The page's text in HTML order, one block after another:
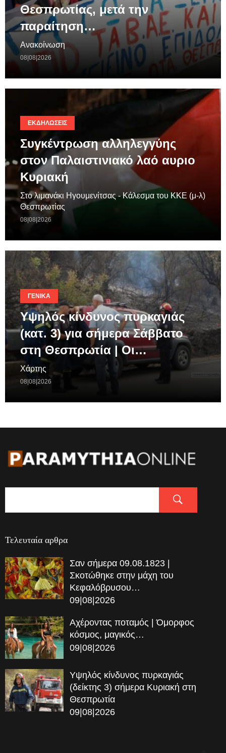
Θεσπρωτίας, μετά την
παραίτηση…
Ανακοίνωση
08|08|2026
ΕΚΔΗΛΏΣΕΙΣ
Συγκέντρωση αλληλεγγύης
στον Παλαιστινιακό λαό αυριο
Κυριακή
Στο λιμανάκι Ηγουμενίτσας - Κάλεσμα του ΚΚΕ (μ-λ)
Θεσπρωτίας
08|08|2026
ΓΕΝΙΚΆ
Υψηλός κίνδυνος πυρκαγιάς
(κατ. 3) για σήμερα Σάββατο
στη Θεσπρωτία | Οι…
Χάρτης
08|08|2026
Τελευταία αρθρα
Σαν σήμερα 09.08.1823 |
Σκοτώθηκε στην μάχη του
Κεφαλόβρυσου…
09|08|2026
Αχέροντας ποταμός | Όμορφος
κόσμος, μαγικός…
09|08|2026
Υψηλός κίνδυνος πυρκαγιάς
(δείκτης 3) σήμερα Κυριακή στη
Θεσπρωτία
09|08|2026